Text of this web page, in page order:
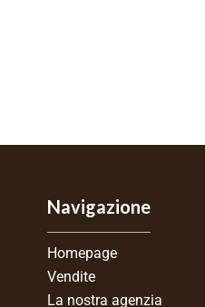
Navigazione
Homepage
Vendite
La nostra agenzia